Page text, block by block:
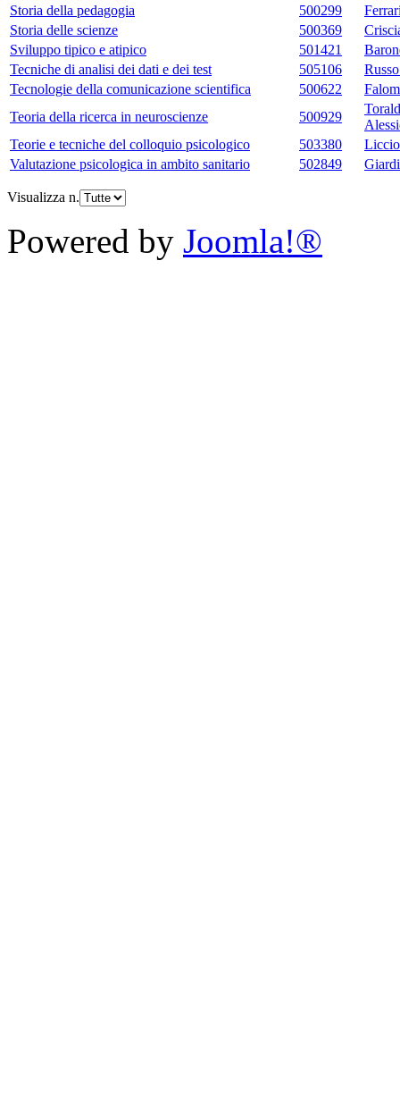
Storia della pedagogia
500299
Storia delle scienze
500369
Sviluppo tipico e atipico
501421
Tecniche di analisi dei dati e dei test
505106
Tecnologie della comunicazione scientifica
500622
Teoria della ricerca in neuroscienze
500929
Teorie e tecniche del colloquio psicologico
503380
Valutazione psicologica in ambito sanitario
502849
Visualizza n.
Powered by Joomla!®